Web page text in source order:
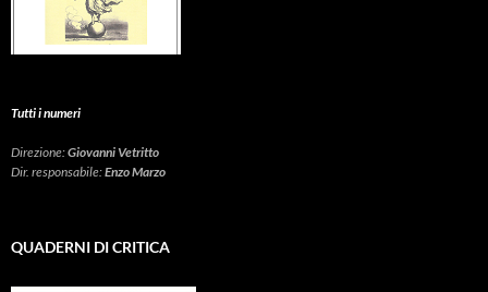
Tutti i numeri
Direzione:Giovanni Vetritto
Dir. responsabile:Enzo Marzo
QUADERNI DI CRITICA